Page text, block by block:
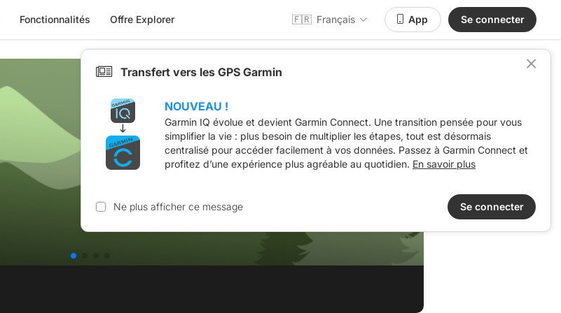
Fonctionnalités Offre Explorer 🇫🇷 Français App Se connecter
Transfert vers les GPS Garmin
NOUVEAU !
Garmin IQ évolue et devient Garmin Connect. Une transition pensée pour vous
simplifier la vie : plus besoin de multiplier les étapes, tout est désormais
centralisé pour accéder facilement à vos données. Passez à Garmin Connect et
profitez d’une expérience plus agréable au quotidien. En savoir plus
Ne plus afficher ce message Se connecter